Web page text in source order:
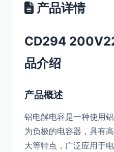
产品详情
CD294
品介绍
产品概述
铝电解电容是一种使用
为负极的电容器，具有
大等特点，广泛应用于